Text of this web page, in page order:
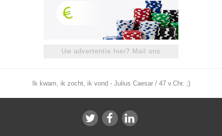
Uw advertentie hier? Mail ons
Ik kwam, ik zocht, ik vond - Julius Caesar / 47 v.Chr. ;)